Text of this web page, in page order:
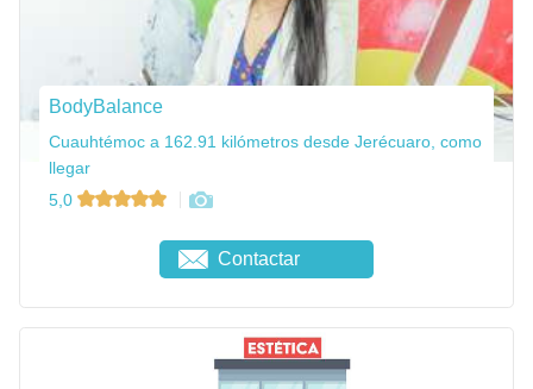
BodyBalance
Cuauhtémoc a 162.91 kilómetros desde Jerécuaro, como
llegar
5,0
Contactar